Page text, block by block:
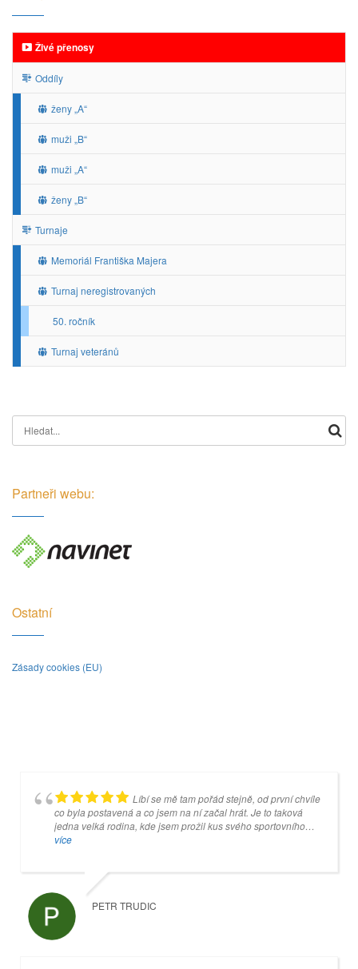
Živé přenosy
Oddíly
ženy „A“
muži „B“
muži „A“
ženy „B“
Turnaje
Memoriál Františka Majera
Turnaj neregistrovaných
50. ročník
Turnaj veteránů
Search for:
Partneři webu:
Ostatní
Zásady cookies (EU)
Líbí se mě tam pořád stejně, od první chvíle
co byla postavená a co jsem na ní začal hrát. Je to taková
jedna velká rodina, kde jsem prožil kus svého sportovního
života a kam rád chodím.
více
PETR TRUDIC
Je to super místo, ale jakmile se koulí
dotknete šedivé desky, tak pan Mankovecký (správce) na vás
začne křičet, tak nebudete vystrašení, ale budete z něho mít
srandu celý další týden.
více
VEVRIS96 OK